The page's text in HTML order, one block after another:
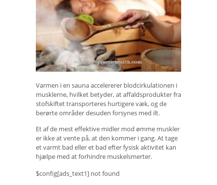
Varmen i en sauna accelererer blodcirkulationen i
musklerne, hvilket betyder, at affaldsprodukter fra
stofskiftet transporteres hurtigere væk, og de
berørte områder desuden forsynes med ilt.
Et af de mest effektive midler mod ømme muskler
er ikke at vente på, at den kommer i gang. At tage
et varmt bad eller et bad efter fysisk aktivitet kan
hjælpe med at forhindre muskelsmerter.
$config[ads_text1] not found